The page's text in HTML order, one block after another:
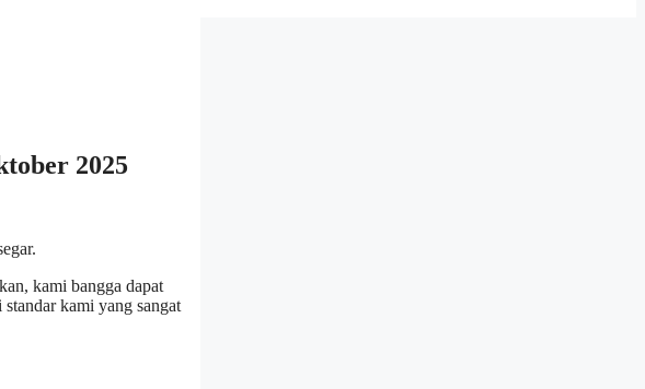
2025
kami bangga dapat
kami yang sangat